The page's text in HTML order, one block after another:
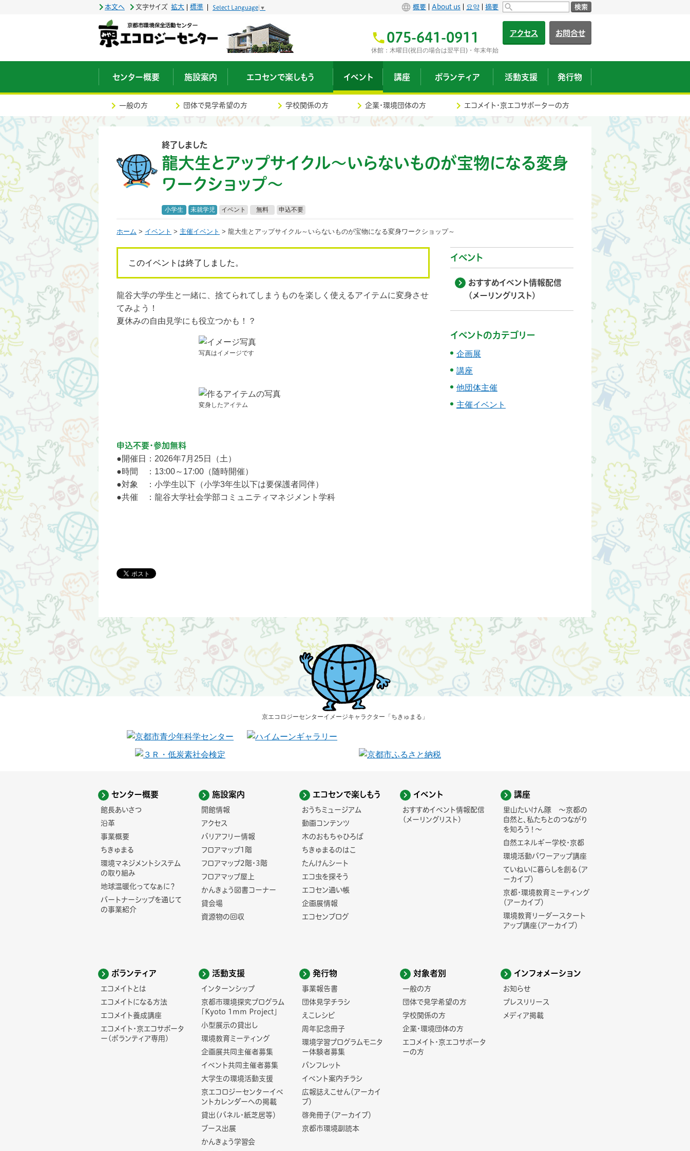
本文へ 文字サイズ 拡大 標準 Select Language ▼ 概要 About us 요약 摘要 検索
075-641-0911
休館：木曜日(祝日の場合は翌平日)・年末年始
アクセス お問合せ
センター概要 施設案内 エコセンで楽しもう イベント 講座 ボランティア 活動支援 発行物
一般の方 団体で見学希望の方 学校関係の方 企業・環境団体の方 エコメイト・京エコサポーターの方
終了しました
龍大生とアップサイクル〜いらないものが宝物になる変身
ワークショップ〜
小学生 未就学児 イベント 無料 申込不要
ホーム > イベント > 主催イベント > 龍大生とアップサイクル～いらないものが宝物になる変身ワークショップ～
このイベントは終了しました。
龍谷大学の学生と一緒に、捨てられてしまうものを楽しく使えるアイテムに変身させ
てみよう！
夏休みの自由見学にも役立つかも！？
写真はイメージです
変身したアイテム
申込不要・参加無料
●開催日：2026年7月25日（土）
●時間 ：13:00～17:00（随時開催）
●対象 ：小学生以下（小学3年生以下は要保護者同伴）
●共催 ：龍谷大学社会学部コミュニティマネジメント学科
イベント
おすすめイベント情報配信
(メーリングリスト)
イベントのカテゴリー
企画展
講座
他団体主催
主催イベント
京エコロジーセンターイメージキャラクター 「ちきゅまる」
センター概要
館長あいさつ
沿革
事業概要
ちきゅまる
環境マネジメントシステム
の取り組み
地球温暖化ってなぁに？
パートナーシップを通じて
の事業紹介
施設案内
開館情報
アクセス
バリアフリー情報
フロアマップ1階
フロアマップ2階・3階
フロアマップ屋上
かんきょう図書コーナー
貸会場
資源物の回収
エコセンで楽しもう
おうちミュージアム
動画コンテンツ
木のおもちゃひろば
ちきゅまるのはこ
たんけんシート
エコ虫を探そう
エコセン通い帳
企画展情報
エコセンブログ
イベント
おすすめイベント情報配信
(メーリングリスト)
講座
里山たいけん隊 ～京都の
自然と、私たちとのつながり
を知ろう！～
自然エネルギー学校・京都
環境活動パワーアップ講座
ていねいに暮らしを創る（ア
ーカイブ）
京都・環境教育ミーティング
（アーカイブ）
環境教育リーダースタート
アップ講座（アーカイブ）
ボランティア
エコメイトとは
エコメイトになる方法
エコメイト養成講座
エコメイト・京エコサポータ
ー(ボランティア専用)
活動支援
インターンシップ
京都市環境探究プログラム
「Kyoto 1mm Project」
小型展示の貸出し
環境教育ミーティング
企画展共同主催者募集
イベント共同主催者募集
大学生の環境活動支援
京エコロジーセンターイベ
ントカレンダーへの掲載
貸出（パネル・紙芝居等）
ブース出展
かんきょう学習会
発行物
事業報告書
団体見学チラシ
えこレシピ
周年記念冊子
環境学習プログラムモニタ
ー体験者募集
パンフレット
イベント案内チラシ
広報誌えこせん（アーカイ
ブ）
啓発冊子（アーカイブ）
京都市環境副読本
対象者別
一般の方
団体で見学希望の方
学校関係の方
企業・環境団体の方
エコメイト・京エコサポータ
ーの方
インフォメーション
お知らせ
プレスリリース
メディア掲載